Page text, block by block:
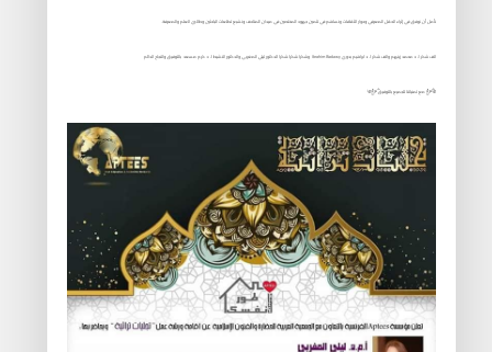
نأمل أن نوفق في إثراء الحقل المعرفي وحوار الثقافات ونساهم في تثمين جهود المختصين في ميدان المتاحف ونشبع تطلعات الباحثين وطالبي العلم والمعرفة.
الف شكر ا. د محمد زينهم والف شكر ا. د ابراهيم بدوي Ibrahim Badawy وشكرا شكرا شكرا الدكتور ليلي المغربي والدكتور النشيط ا. د كرم مسعد بالتوفيق والنجاح الدائم
ནྱཾ༩ྀ༄ مع تمنياتنا للجميع بالتوفيق ༄ནྱཾ༩ྀ